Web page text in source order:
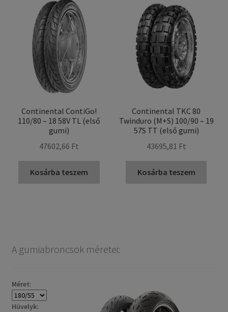
Continental ContiGo!
110/80 – 18 58V TL (első
gumi)
47602,66 Ft
Kosárba teszem
Continental TKC 80
Twinduro (M+S) 100/90 – 19
57S TT (első gumi)
43695,81 Ft
Kosárba teszem
A gumiabroncsok méretei:
Méret:
Hüvelyk: